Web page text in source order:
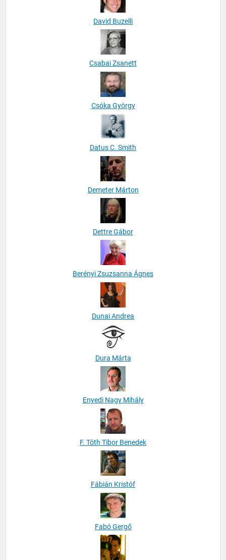
David Buzelli
Csabai Zsanett
Csóka György
Datus C. Smith
Demeter Márton
Dettre Gábor
Berényi Zsuzsanna Ágnes
Dunai Andrea
Dura Márta
Enyedi Nagy Mihály
F. Tóth Tibor Benedek
Fábián Kristóf
Fabó Gergő